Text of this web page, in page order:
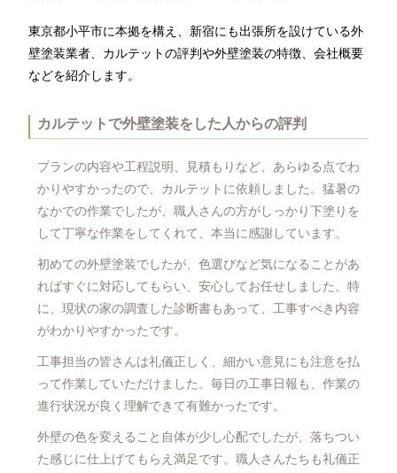
東京都小平市に本拠を構え、新宿にも出張所を設けている外
壁塗装業者、カルテットの評判や外壁塗装の特徴、会社概要
などを紹介します。
カルテットで外壁塗装をした人からの評判
プランの内容や工程説明、見積もりなど、あらゆる点でわ
かりやすかったので、カルテットに依頼しました。猛暑の
なかでの作業でしたが、職人さんの方がしっかり下塗りを
して丁寧な作業をしてくれて、本当に感謝しています。
初めての外壁塗装でしたが、色選びなど気になることがあ
ればすぐに対応してもらい、安心してお任せしました。特
に、現状の家の調査した診断書もあって、工事すべき内容
がわかりやすかったです。
工事担当の皆さんは礼儀正しく、細かい意見にも注意を払
って作業していただけました。毎日の工事日報も、作業の
進行状況が良く理解できて有難かったです。
外壁の色を変えること自体が少し心配でしたが、落ちつい
た感じに仕上げてもらえ満足です。職人さんたちも礼儀正